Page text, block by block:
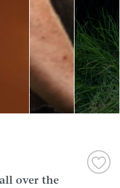
over the